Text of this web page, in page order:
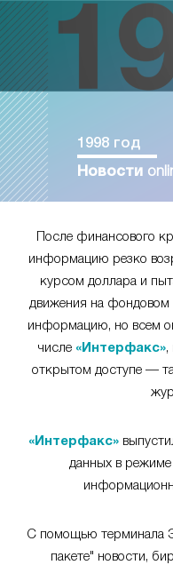
1998 год
Новости
После финансового
информацию резко
курсом доллара и
движения на фондовом
информацию, но всем
числе «Интерфакс»,
открытом доступе —
«Интерфакс»
данных в режиме
С помощью терминала
пакете" новости,